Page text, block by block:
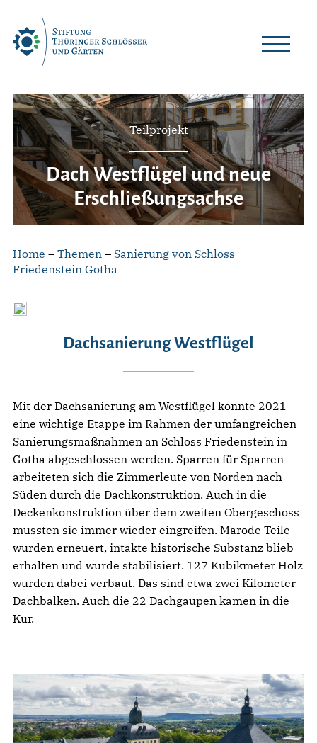
content
Teilprojekt
Dach Westflügel und neue
Erschließungsachse
Home – Themen – Sanierung von Schloss
Friedenstein Gotha
Dachsanierung Westflügel
Mit der Dachsanierung am Westflügel konnte 2021
eine wichtige Etappe im Rahmen der umfangreichen
Sanierungsmaßnahmen an Schloss Friedenstein in
Gotha abgeschlossen werden. Sparren für Sparren
arbeiteten sich die Zimmerleute von Norden nach
Süden durch die Dachkonstruktion. Auch in die
Deckenkonstruktion über dem zweiten Obergeschoss
mussten sie immer wieder eingreifen. Marode Teile
wurden erneuert, intakte historische Substanz blieb
erhalten und wurde stabilisiert. 127 Kubikmeter Holz
wurden dabei verbaut. Das sind etwa zwei Kilometer
Dachbalken. Auch die 22 Dachgaupen kamen in die
Kur.